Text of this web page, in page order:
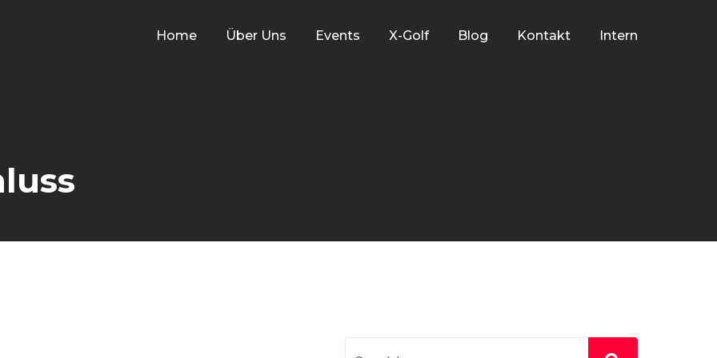
Home Über Uns Events X-Golf Blog Kontakt Intern